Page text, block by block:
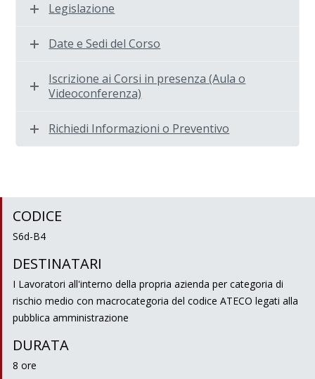
Legislazione
Date e Sedi del Corso
Iscrizione ai Corsi in presenza (Aula o
Videoconferenza)
Richiedi Informazioni o Preventivo
CODICE
S6d-B4
DESTINATARI
I Lavoratori all'interno della propria azienda per categoria di
rischio medio con macrocategoria del codice ATECO legati alla
pubblica amministrazione
DURATA
8 ore